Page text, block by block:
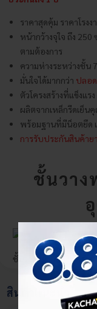
ราคาสุดคุ้ม ราคาโรง
หน้ากว้างจุใจ ถึง 250
ตามต้องการ
ความห่างระหว่างชั้น
มั่นใจได้มากกว่า ปลอ
ตัวโครงสร้างที่แข็งแร
ผลิตจากเหล็กรีดเย็น
พร้อมฐานที่มีน็อตยึด
การรับประกันสินค้าย
ชั้นวาง
ชั้นวางของอุตสาหกรรม
เพียง 8,300.- รับน้ำหนั
ต้องการ ประกอบง่าย
สำหรับจัดเก็บกล่องพาเ
สินค้าแนะนำ
เลือกตัวเลือกสินค้า